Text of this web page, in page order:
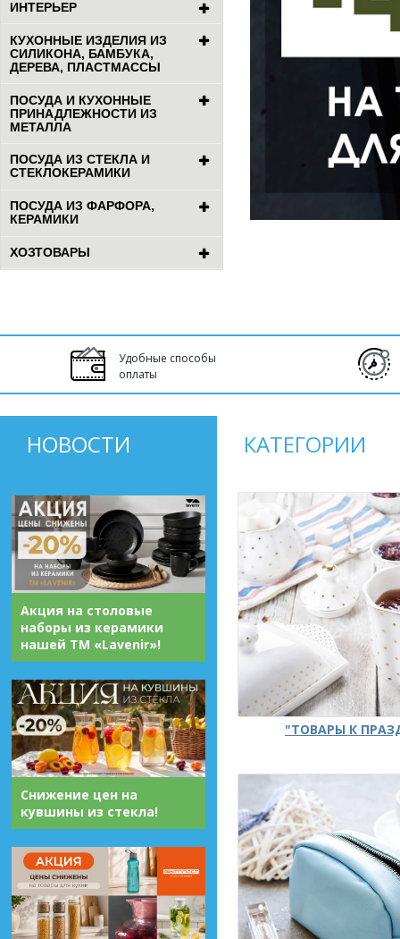
ИНТЕРЬЕР
КУХОННЫЕ ИЗДЕЛИЯ ИЗ
СИЛИКОНА, БАМБУКА,
ДЕРЕВА, ПЛАСТМАССЫ
ПОСУДА И КУХОННЫЕ
ПРИНАДЛЕЖНОСТИ ИЗ
МЕТАЛЛА
ПОСУДА ИЗ СТЕКЛА И
СТЕКЛОКЕРАМИКИ
ПОСУДА ИЗ ФАРФОРА,
КЕРАМИКИ
ХОЗТОВАРЫ
Удобные способы
оплаты
НОВОСТИ
Акция на столовые
наборы из керамики
нашей ТМ «Lavenir»!
Снижение цен на
кувшины из стекла!
КАТЕГОРИИ
"ТОВАРЫ К